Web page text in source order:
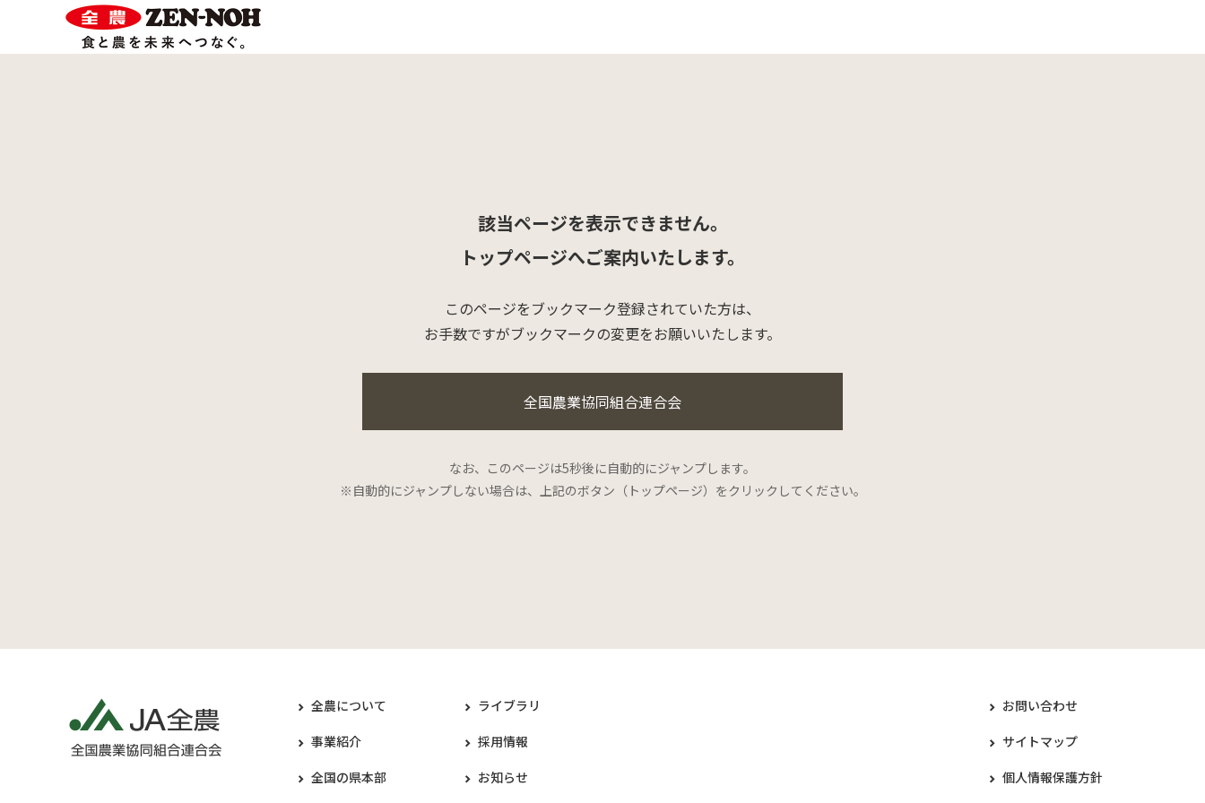
該当ページを表示できません。
トップページへご案内いたします。
このページをブックマーク登録されていた方は、
お手数ですがブックマークの変更をお願いいたします。
全国農業協同組合連合会
なお、このページは5秒後に自動的にジャンプします。
※自動的にジャンプしない場合は、上記のボタン（トップページ）をクリックしてください。
全農について
事業紹介
全国の県本部
ライブラリ
採用情報
お知らせ
お問い合わせ
サイトマップ
個人情報保護方針